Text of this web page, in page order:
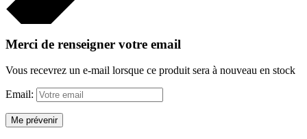
Merci de renseigner votre email
Vous recevrez un e-mail lorsque ce produit sera à nouveau en stock
Email:
Me prévenir